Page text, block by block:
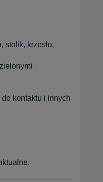
stolik, krzesło,
kontaktu i innych